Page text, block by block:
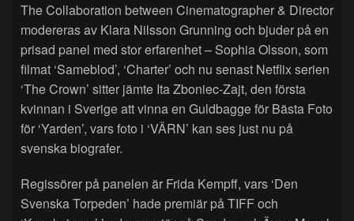
The Collaboration between Cinematographer & Director
modereras av Klara Nilsson Grunning och bjuder på en
prisad panel med stor erfarenhet – Sophia Olsson, som
filmat ‘Sameblod’, ‘Charter’ och nu senast Netflix serien
‘The Crown’ sitter jämte Ita Zboniec-Zajt, den första
kvinnan i Sverige att vinna en Guldbagge för Bästa Foto
för ‘Yarden’, vars foto i ‘VÄRN’ kan ses just nu på
svenska biografer.
Regissörer på panelen är Frida Kempff, vars ‘Den
Svenska Torpeden’ hade premiär på TIFF och